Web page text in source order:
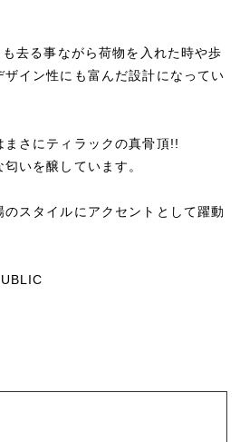
去る事ながら荷物を入れた時や歩
イン性にも富んだ設計になってい
さにティラックの真骨頂!!
いを醸しています。
スタイルにアクセントとして躍動